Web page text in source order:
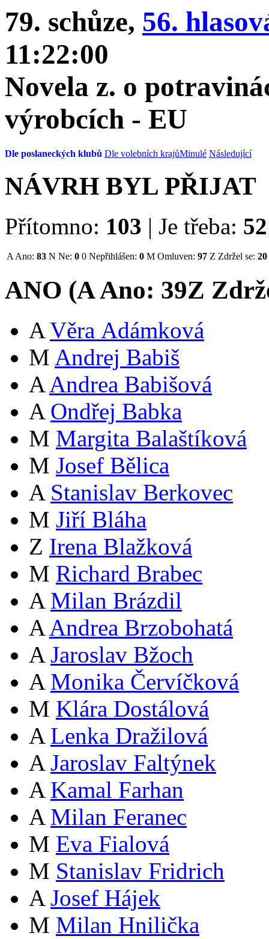
79. schůze, 56.
11:22:00
Novela z. o
výrobcích - EU
Dle poslaneckých klubů Dle volebních krajůMinulé Následující
NÁVRH BYL PŘIJAT
Přítomno: 103 | Je třeba: 52
A Ano: 83 N Ne: 0 0 Nepřihlášen: 0 M Omluven: 97 Z Zdržel se: 20
ANO (AAno: 39Z
A Věra Adámková
M Andrej Babiš
A Andrea Babišová
A Ondřej Babka
M Margita Balaštíková
M Josef Bělica
A Stanislav Berkovec
M Jiří Bláha
Z Irena Blažková
M Richard Brabec
A Milan Brázdil
A Andrea Brzobohatá
A Jaroslav Bžoch
A Monika Červíčková
M Klára Dostálová
A Lenka Dražilová
A Jaroslav Faltýnek
A Kamal Farhan
A Milan Feranec
M Eva Fialová
M Stanislav Fridrich
A Josef Hájek
M Milan Hnilička